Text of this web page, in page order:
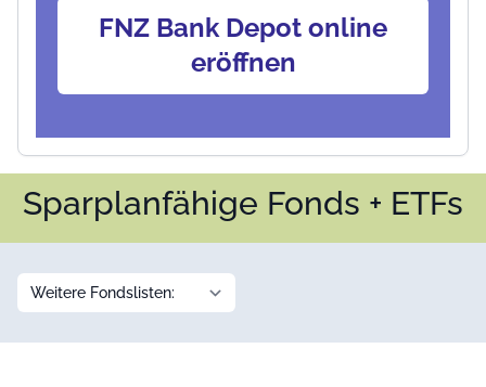
FNZ Bank Depot online
eröffnen
Sparplanfähige Fonds + ETFs